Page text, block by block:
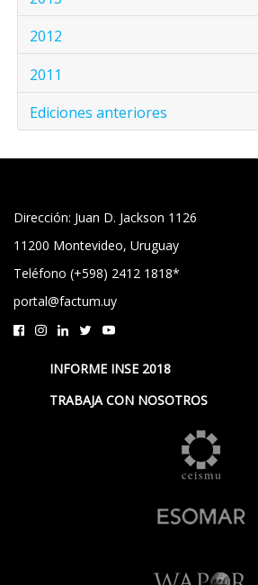
2012
2011
Ediciones anteriores
Dirección: Juan D. Jackson 1126
11200 Montevideo, Uruguay
Teléfono (+598) 2412 1818*
portal@factum.uy
INFORME INSE 2018
TRABAJA CON NOSOTROS